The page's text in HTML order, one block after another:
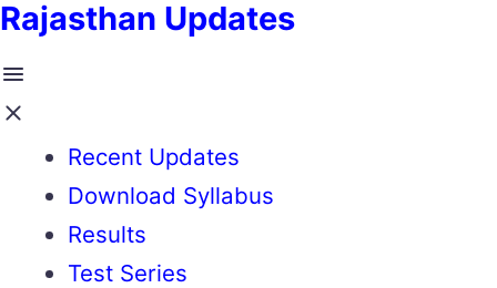
Rajasthan Updates
Recent Updates
Download Syllabus
Results
Test Series